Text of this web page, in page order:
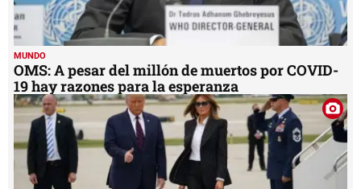
MUNDO
OMS: A pesar del millón de muertos por COVID-
19 hay razones para la esperanza